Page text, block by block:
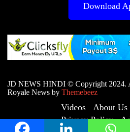
Download
JD NEWS HINDI © Copyright 2024.
Royale News by Themebeez
Videos About Us
Privacy Policy